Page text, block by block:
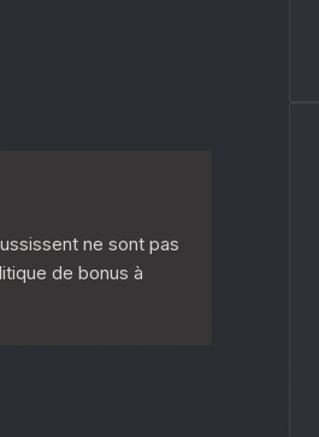
ne sont pas
de bonus à